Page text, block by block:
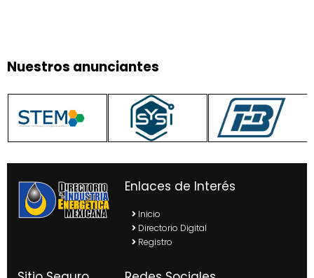
Nuestros anunciantes
Enlaces de Interés
Inicio
Directorio Digital
Registro